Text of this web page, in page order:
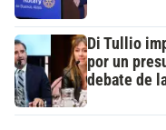
Di Tullio
por un
debate de